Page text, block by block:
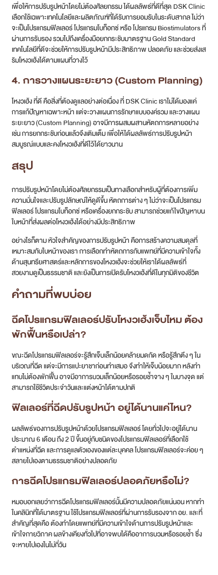
เพื่อให้การปรับรูปหน้าโดยไม่ต้องศัลยกรรม ได้ผลลัพธ์ที่ดีที่สุด DSK Clinic
เลือกใช้เฉพาะเทคโนโลยีและผลิตภัณฑ์ที่ได้รับการยอมรับในระดับสากล ไม่ว่า
จะเป็นโปรแกรมฟิลเลอร์ โปรแกรมโบท็อกซ์ หรือ โปรแกรม Biostimulators ที่
ผ่านการรับรอง รวมไปถึงเครื่องมือยกกระชับมาตรฐาน Gold Standard
เทคโนโลยีที่ดีจะช่วยให้การปรับรูปหน้ามีประสิทธิภาพ ปลอดภัย และช่วยส่งเส
ริมโหงวเฮ้งได้ตามแผนที่วางไว้
4. การวางแผนระยะยาว (Custom Planning)
โหงวเฮ้ง ที่ดี คือสิ่งที่ต้องดูแลอย่างต่อเนื่อง ที่ DSK Clinic เราไม่ได้มองแค่
การแก้ปัญหาเฉพาะหน้า แต่จะวางแผนการรักษาแบบองค์รวม และวางแผน
ระยะยาว (Custom Planning) อาจมีการผสมผสานหัตถการหลายอย่าง
เช่น การยกกระชับก่อนแล้วจึงเติมเต็ม เพื่อให้ได้ผลลัพธ์การปรับรูปหน้า
สมบูรณ์แบบและคงโหงวเฮ้งที่ดีไว้ได้ยาวนาน
สรุป
การปรับรูปหน้าโดยไม่ต้องศัลยกรรมเป็นทางเลือกสำหรับผู้ที่ต้องการเพิ่ม
ความมั่นใจและปรับรูปลักษณ์ให้ดูดีขึ้น หัตถการต่าง ๆ ไม่ว่าจะเป็นโปรแกรม
ฟิลเลอร์ โปรแกรมโบท็อกซ์ หรือเครื่องยกกระชับ สามารถช่วยแก้ไขปัญหาบน
ใบหน้าที่ส่งผลต่อโหงวเฮ้งได้อย่างมีประสิทธิภาพ
อย่างไรก็ตาม หัวใจสำคัญของการปรับรูปหน้า คือการสร้างความสมดุลที่
เหมาะสมกับใบหน้าของเรา การเลือกทำหัตถการกับแพทย์ที่มีความเข้าใจทั้ง
ด้านสุนทรียศาสตร์และหลักการของโหงวเฮ้งจะช่วยให้เราได้ผลลัพธ์ที่
สวยงามดูเป็นธรรมชาติ และยังเป็นการเปิดรับโหงวเฮ้งที่ดีในทุกมิติของชีวิต
คำถามที่พบบ่อย
ฉีดโปรแกรมฟิลเลอร์ปรับโหงวเฮ้งเจ็บไหม ต้อง
พักฟื้นหรือเปล่า?
ขณะฉีดโปรแกรมฟิลเลอร์จะรู้สึกเจ็บเล็กน้อยคล้ายมดกัด หรือรู้สึกตึง ๆ ใน
บริเวณที่ฉีด แต่จะมีการแปะยาชาก่อนทำเสมอ จึงทำให้เจ็บน้อยมาก หลังทำ
แทบไม่ต้องพักฟื้น อาจมีอาการบวมเล็กน้อยหรือรอยช้ำจาง ๆ ในบางจุด แต่
สามารถใช้ชีวิตประจำวันและแต่งหน้าได้ตามปกติ
ฟิลเลอร์ที่ฉีดปรับรูปหน้า อยู่ได้นานแค่ไหน?
ผลลัพธ์ของการปรับรูปหน้าด้วยโปรแกรมฟิลเลอร์ โดยทั่วไปจะอยู่ได้นาน
ประมาณ 6 เดือน ถึง 2 ปี ขึ้นอยู่กับชนิดของโปรแกรมฟิลเลอร์ที่เลือกใช้
ตำแหน่งที่ฉีด และการดูแลตัวเองของแต่ละบุคคล โปรแกรมฟิลเลอร์จะค่อย ๆ
สลายไปเองตามธรรมชาติอย่างปลอดภัย
การฉีดโปรแกรมฟิลเลอร์ปลอดภัยหรือไม่?
หมอบอกเลยว่าการฉีดโปรแกรมฟิลเลอร์นั้นมีความปลอดภัยแน่นอน หากทำ
ในคลินิกที่ได้มาตรฐาน ใช้โปรแกรมฟิลเลอร์ที่ผ่านการรับรองจาก อย. และที่
สำคัญที่สุดคือ ต้องทำโดยแพทย์ที่มีความเข้าใจด้านการปรับรูปหน้าและ
เข้าใจกายวิภาค ผลข้างเคียงทั่วไปที่อาจพบได้คืออาการบวมหรือรอยช้ำ ซึ่ง
จะหายไปเองในไม่กี่วัน